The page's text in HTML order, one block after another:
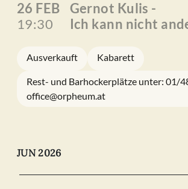
26 FEB
19:30
Gernot Kulis -
Ich kann nicht
Ausverkauft Kabarett
Rest- und Barhockerplätze unter: 01/
office@orpheum.at
JUN 2026